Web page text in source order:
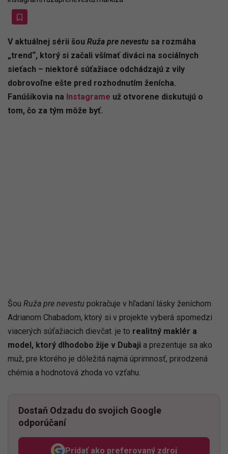
V aktuálnej sérii šou Ruža pre nevestu sa rozmáha
„trend“, ktorý si začali všímať diváci na sociálnych
sieťach – niektoré súťažiace odchádzajú z vily
dobrovoľne ešte pred rozhodnutím ženícha.
Fanúšikovia na Instagrame už otvorene diskutujú o
tom, čo za tým môže byť.
Šou Ruža pre nevestu pokračuje v hľadaní lásky ženíchom
Adrianom Chabadom, ktorý si v projekte vyberá spomedzi
viacerých súťažiacich dievčat. je to realitný maklér a
model, ktorý dlhodobo žije v Dubaji a prezentuje sa ako
muž, pre ktorého je dôležitá najmä úprimnosť, prirodzená
chémia a hodnotová zhoda vo vzťahu.
Dostaň Odzadu do svojich Google
odporúčaní
Pridať ako preferovaný zdroj